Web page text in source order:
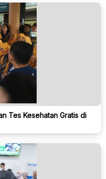
Tes Kesehatan Gratis di